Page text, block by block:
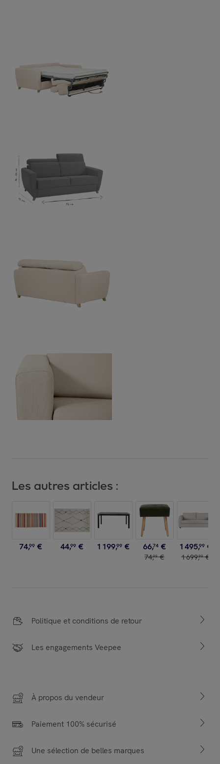
Les autres articles :
74,99 € 44,99 € 1 199,99 € 66,74 €
74,99 €
1495,99 €
1699,99 €
Politique et conditions de retour
Les engagements Veepee
À propos du vendeur
Paiement 100% sécurisé
Une sélection de belles marques